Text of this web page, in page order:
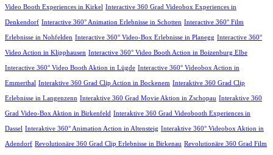
Video Booth Experiences in Kirkel Interactive 360 Grad Videobox Experiences in
Denkendorf Interactive 360° Animation Erlebnisse in Schotten Interactive 360° Film
Erlebnisse in Nohfelden Interactive 360° Video-Box Erlebnisse in Planegg Interactive 360°
Video Action in Klipphausen Interactive 360° Video Booth Action in Boizenburg Elbe
Interactive 360° Video Booth Aktion in Lügde Interactive 360° Videobox Action in
Emmerthal Interaktive 360 Grad Clip Action in Bockenem Interaktive 360 Grad Clip
Erlebnisse in Langenzenn Interaktive 360 Grad Movie Aktion in Zschopau Interaktive 360
Grad Video-Box Aktion in Birkenfeld Interaktive 360 Grad Videobooth Experiences in
Dassel Interaktive 360° Animation Action in Altensteig Interaktive 360° Videobox Aktion in
Adendorf Revolutionäre 360 Grad Clip Erlebnisse in Birkenau Revolutionäre 360 Grad Film